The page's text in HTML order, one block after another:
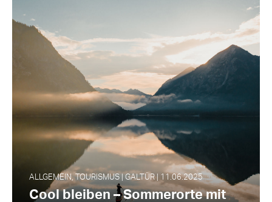
ALLGEMEIN, TOURISMUS | GALTÜR | 11.06.2025
Cool bleiben – Sommerorte mit